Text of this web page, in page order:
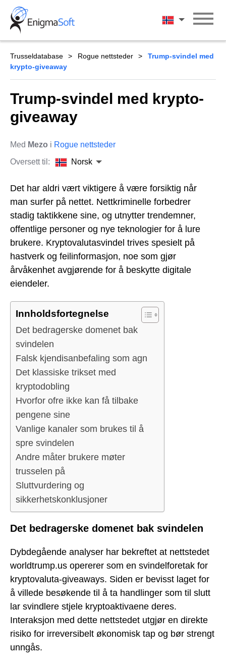
Skip
content
Norsk
Trusseldatabase Rogue nettsteder
Trump-svindel med
krypto-giveaway
Trump-svindel med krypto-
giveaway
Med Mezo i Rogue nettsteder
Oversett til:
Norsk
Det har aldri vært viktigere å være forsiktig når
man surfer på nettet. Nettkriminelle forbedrer
stadig taktikkene sine, og utnytter trendemner,
offentlige personer og nye teknologier for å lure
brukere. Kryptovalutasvindel trives spesielt på
hastverk og feilinformasjon, noe som gjør
årvåkenhet avgjørende for å beskytte digitale
eiendeler.
Innholdsfortegnelse
Det bedragerske domenet bak
svindelen
Falsk kjendisanbefaling som agn
Det klassiske trikset med
kryptodobling
Hvorfor ofre ikke kan få tilbake
pengene sine
Vanlige kanaler som brukes til å
spre svindelen
Andre måter brukere møter
trusselen på
Sluttvurdering og
sikkerhetskonklusjoner
Det bedragerske domenet bak svindelen
Dybdegående analyser har bekreftet at nettstedet
worldtrump.us opererer som en svindelforetak for
kryptovaluta-giveaways. Siden er bevisst laget for
å villede besøkende til å ta handlinger som til slutt
lar svindlere stjele kryptoaktivaene deres.
Interaksjon med dette nettstedet utgjør en direkte
risiko for irreversibelt økonomisk tap og bør strengt
unngås.